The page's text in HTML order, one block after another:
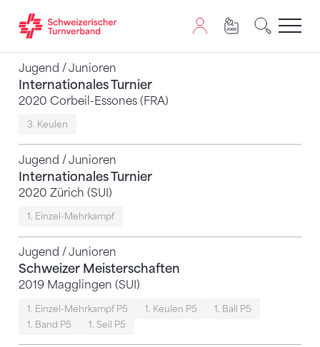
Zum Inhalt springen
Zur Sitemap navigieren
Zum Navigieren dieser Seite wird JavaScript benötigt.
Jugend / Junioren
Internationales Turnier
2020 Corbeil-Essones (FRA)
3. Keulen
Jugend / Junioren
Internationales Turnier
2020 Zürich (SUI)
1. Einzel-Mehrkampf
Jugend / Junioren
Schweizer Meisterschaften
2019 Magglingen (SUI)
1. Einzel-Mehrkampf P5 1. Keulen P5
1. Ball P5
1. Band P5
1. Seil P5